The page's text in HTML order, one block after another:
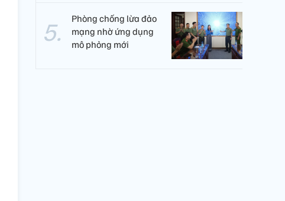
Phòng chống lừa đảo
mạng nhờ ứng dụng
mô phỏng mới